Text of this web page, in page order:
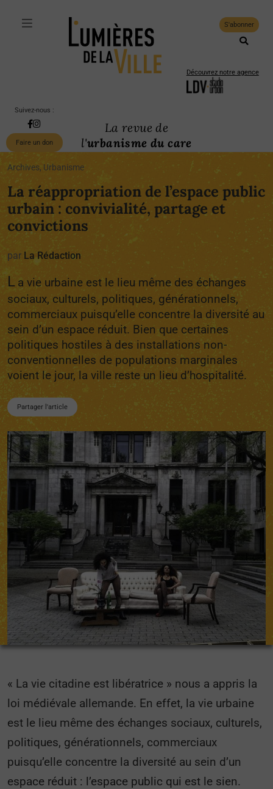
S'abonner
Découvrez notre agence
Suivez-nous :
Faire un don
La revue de
l'urbanisme du care
Archives, Urbanisme
La réappropriation de l’espace public
urbain : convivialité, partage et
convictions
par La Rédaction
L a vie urbaine est le lieu même des échanges
sociaux, culturels, politiques, générationnels,
commerciaux puisqu’elle concentre la diversité au
sein d’un espace réduit. Bien que certaines
politiques hostiles à des installations non-
conventionnelles de populations marginales
voient le jour, la ville reste un lieu d’hospitalité.
Partager l'article
« La vie citadine est libératrice » nous a appris la
loi médiévale allemande. En effet, la vie urbaine
est le lieu même des échanges sociaux, culturels,
politiques, générationnels, commerciaux
puisqu’elle concentre la diversité au sein d’un
espace réduit : l’espace public qui est le sien.